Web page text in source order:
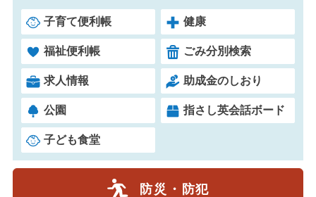
子育て便利帳 健康
福祉便利帳 ごみ分別検索
求人情報 助成金のしおり
公園 指さし英会話ボード
子ども食堂
防災・防犯